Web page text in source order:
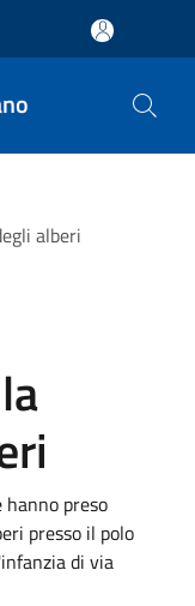
alberi
preso
presso il polo
di via